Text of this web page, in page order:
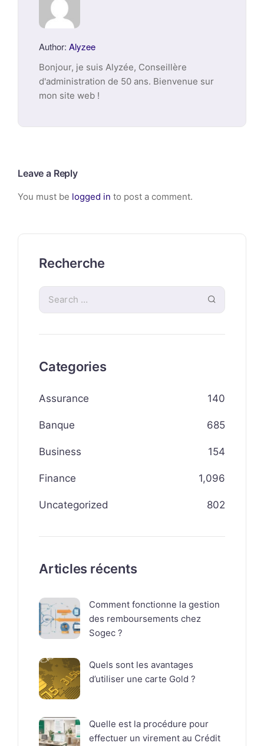
Author: Alyzee
Bonjour, je suis Alyzée, Conseillère
d'administration de 50 ans. Bienvenue sur
mon site web !
Leave a Reply
You must be logged in to post a comment.
Recherche
Categories
Assurance 140
Banque 685
Business 154
Finance 1,096
Uncategorized 802
Articles récents
Comment fonctionne la gestion
des remboursements chez
Sogec ?
Quels sont les avantages
d’utiliser une carte Gold ?
Quelle est la procédure pour
effectuer un virement au Crédit